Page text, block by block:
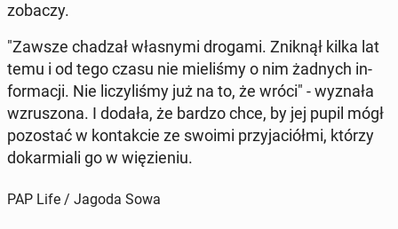
zobaczy.
"Zawsze chadzał wła­sny­mi drogami. Zniknął kilka lat
temu i od tego czasu nie mie­li­śmy o nim żadnych in­
for­ma­cji. Nie li­czy­li­śmy już na to, że wróci" - wyznała
wzru­szo­na. I dodała, że bardzo chce, by jej pupil mógł
po­zo­stać w kon­tak­cie ze swoimi przy­ja­ciół­mi, którzy
do­kar­mia­li go w wię­zie­niu.
PAP Life / Jagoda Sowa